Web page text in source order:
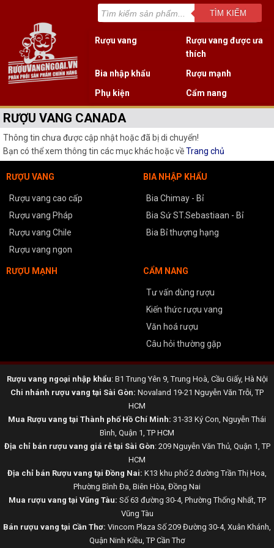
TÌM KIẾM
Rượu vang
Rượu vang được ưa
thích
Bia nhập khẩu
Rượu mạnh
Phụ kiện
Cẩm nang
RƯỢU VANG CANADA
Thông tin chưa được cập nhật hoặc đã bị di chuyển!
Bạn có thể xem thông tin các mục khác hoặc vềTrang chủ
RƯỢU VANG
Rượu vang cao cấp
Rượu vang Pháp
Rượu vang Chile
Rượu vang ngon
BIA NHẬP KHẨU
Bia Chimay - Bỉ
Bia Sứ ST.Sebastiaan - Bỉ
Bia Bỉ thượng hạng
RƯỢU MẠNH CẨM NANG
Tư vấn dùng rượu
Kiến thức rượu vang
Văn hoá rượu
Câu hỏi thường gặp
Rượu vang ngoại nhập khẩu: B1 Trung Yên 9, Trung Hoà, Cầu Giấy, Hà Nội
Chi nhánh rượu vang tại Sài Gòn: Novaland 19-21 Nguyễn Văn Trỗi, TP
HCM
Mua Rượu vang tại Thành phố Hồ Chí Minh: 31-33 Ký Con, Nguyễn Thái
Bình, Quận 1, TP HCM
Địa chỉ bán rượu vang giá rẻ tại Sài Gòn: 209 Nguyễn Văn Thủ, Quận 1, TP
HCM
Địa chỉ bán Rượu vang tại Đồng Nai: K13 khu phố 2 đường Trần Thị Hoa,
Phường Bình Đa, Biên Hòa, Đồng Nai
Mua rượu vang tại Vũng Tàu: Số 63 đường 30-4, Phường Thống Nhất, TP
Vũng Tàu
Bán rượu vang tại Cần Thơ: Vincom Plaza Số 209 Đường 30-4, Xuân Khánh,
Quận Ninh Kiều, TP Cần Thơ